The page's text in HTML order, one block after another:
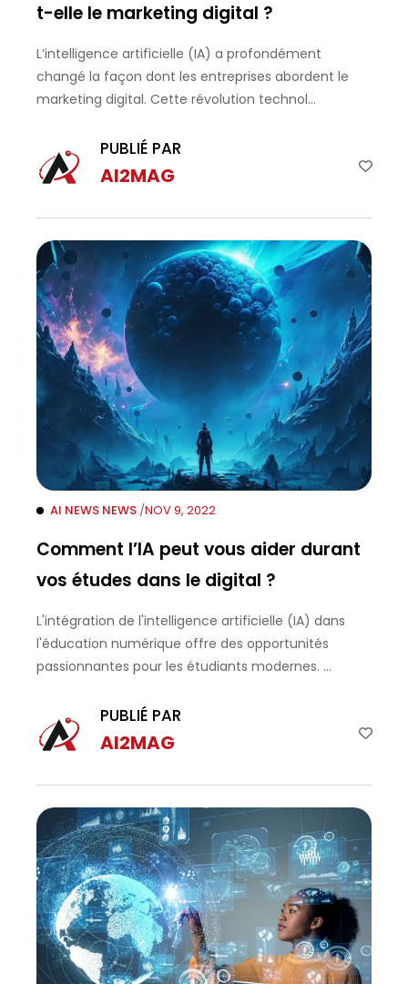
t-elle le marketing digital ?
L’intelligence artificielle (IA) a profondément
changé la façon dont les entreprises abordent le
marketing digital. Cette révolution technol...
PUBLIÉ PAR
AI2MAG
AI NEWS NEWS /NOV 9, 2022
Comment l’IA peut vous aider durant
vos études dans le digital ?
L'intégration de l'intelligence artificielle (IA) dans
l'éducation numérique offre des opportunités
passionnantes pour les étudiants modernes. ...
PUBLIÉ PAR
AI2MAG